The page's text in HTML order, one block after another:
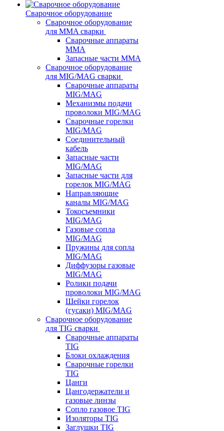
Сварочное оборудование
Сварочное оборудование
для MMA сварки
Сварочные аппараты
MMA
Запасные части MMA
Сварочное оборудование
для MIG/MAG сварки
Сварочные аппараты
MIG/MAG
Механизмы подачи
проволоки MIG/MAG
Сварочные горелки
MIG/MAG
Соединительный
кабель
Запасные части
MIG/MAG
Запасные части для
горелок MIG/MAG
Направляющие
каналы MIG/MAG
Токосъемники
MIG/MAG
Газовые сопла
MIG/MAG
Пружины для сопла
MIG/MAG
Диффузоры газовые
MIG/MAG
Ролики подачи
проволоки MIG/MAG
Шейки горелок
(гусаки) MIG/MAG
Сварочное оборудование
для TIG сварки
Сварочные аппараты
TIG
Блоки охлаждения
Сварочные горелки
TIG
Цанги
Цангодержатели и
газовые линзы
Сопло газовое TIG
Изоляторы TIG
Заглушки TIG